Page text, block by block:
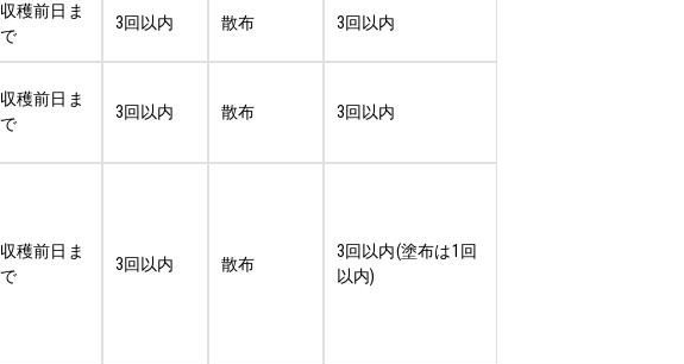
収穫前日ま
で
3回以内 散布 3回以内
収穫前日ま
で
3回以内 散布 3回以内
収穫前日ま
で
3回以内 散布
3回以内(塗布は1回
以内)